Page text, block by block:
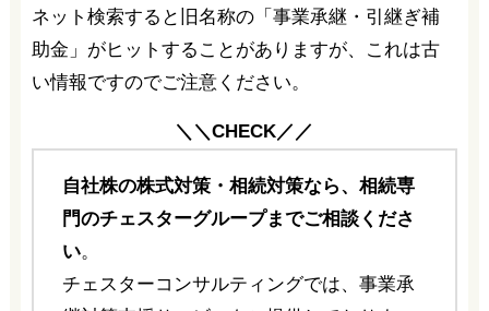
ネット検索すると旧名称の「事業承継・引継ぎ補
助金」がヒットすることがありますが、これは古
い情報ですのでご注意ください。
＼＼CHECK／／
自社株の株式対策・相続対策なら、相続専
門のチェスターグループまでご相談くださ
い。
チェスターコンサルティングでは、事業承